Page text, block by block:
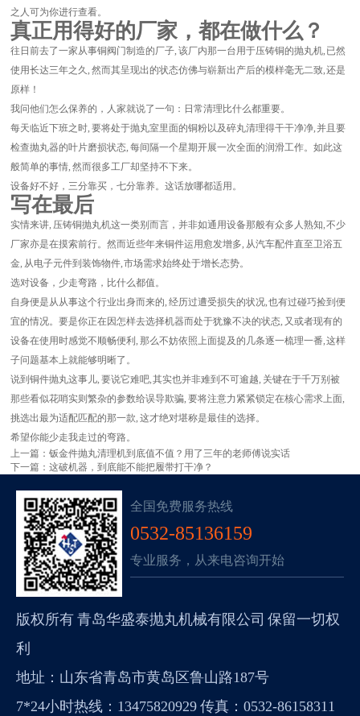
之人可为你进行查看。
真正用得好的厂家，都在做什么？
往日前去了一家从事铜阀门制造的厂子, 该厂内那一台用于压铸铜的抛丸机, 已然
使用长达三年之久, 然而其呈现出的状态仿佛与崭新出产后的模样毫无二致, 还是
原样！
我问他们怎么保养的，人家就说了一句：日常清理比什么都重要。
每天临近下班之时, 要将处于抛丸室里面的铜粉以及碎丸清理得干干净净, 并且要
检查抛丸器的叶片磨损状态, 每间隔一个星期开展一次全面的润滑工作。如此这
般简单的事情, 然而很多工厂却坚持不下来。
设备好不好，三分靠买，七分靠养。这话放哪都适用。
写在最后
实情来讲, 压铸铜抛丸机这一类别而言，并非如通用设备那般有众多人熟知, 不少
厂家亦是在摸索前行。然而近些年来铜件运用愈发增多, 从汽车配件直至卫浴五
金, 从电子元件到装饰物件, 市场需求始终处于增长态势。
选对设备，少走弯路，比什么都值。
自身便是从从事这个行业出身而来的, 经历过遭受损失的状况, 也有过碰巧捡到便
宜的情况。要是你正在因怎样去选择机器而处于犹豫不决的状态, 又或者现有的
设备在使用时感觉不顺畅便利, 那么不妨依照上面提及的几条逐一梳理一番, 这样
子问题基本上就能够明晰了。
说到铜件抛丸这事儿, 要说它难吧, 其实也并非难到不可逾越, 关键在于千万别被
那些看似花哨实则繁杂的参数给误导欺骗, 要将注意力紧紧锁定在核心需求上面,
挑选出最为适配匹配的那一款, 这才绝对堪称是最佳的选择。
希望你能少走我走过的弯路。
上一篇：钣金件抛丸清理机到底值不值？用了三年的老师傅说实话
下一篇：这破机器，到底能不能把履带打干净？
全国免费服务热线
0532-85136159
专业服务，从来电咨询开始
版权所有 青岛华盛泰抛丸机械有限公司 保留一切权
利
地址：山东省青岛市黄岛区鲁山路187号
7*24小时热线：13475820929 传真：0532-86158311